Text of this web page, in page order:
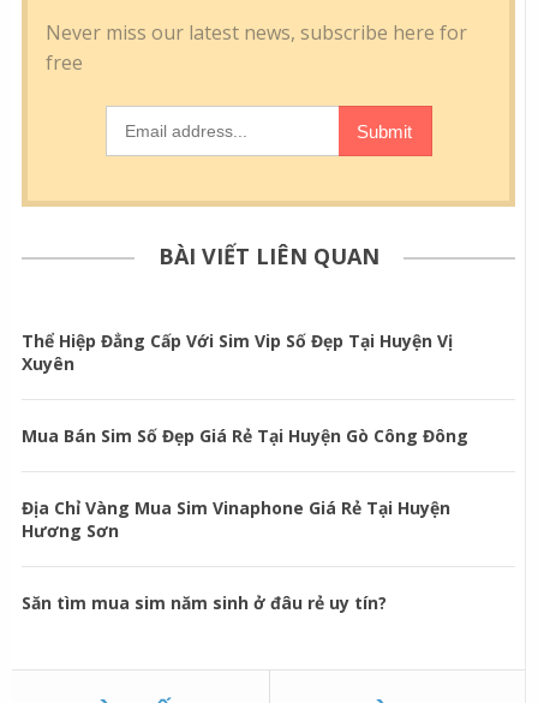
BÀI VIẾT LIÊN QUAN
Thể Hiệp Đẳng Cấp Với Sim Vip Số Đẹp Tại Huyện Vị
Xuyên
Mua Bán Sim Số Đẹp Giá Rẻ Tại Huyện Gò Công Đông
Địa Chỉ Vàng Mua Sim Vinaphone Giá Rẻ Tại Huyện
Hương Sơn
Săn tìm mua sim năm sinh ở đâu rẻ uy tín?